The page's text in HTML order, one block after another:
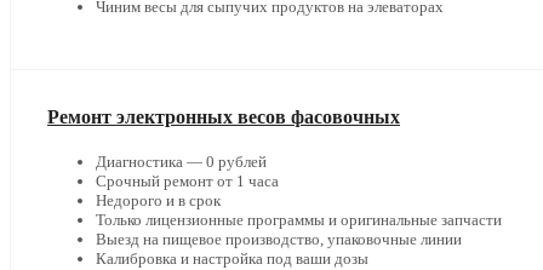
Чиним весы для сыпучих продуктов на элеваторах
Ремонт электронных весов фасовочных
Диагностика — 0 рублей
Срочный ремонт от 1 часа
Недорого и в срок
Только лицензионные программы и оригинальные запчасти
Выезд на пищевое производство, упаковочные линии
Калибровка и настройка под ваши дозы